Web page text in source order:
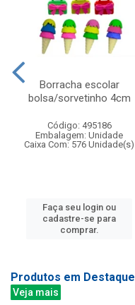
Borracha escolar
bolsa/sorvetinho 4cm
Código: 495186
Embalagem: Unidade
Caixa Com: 576 Unidade(s)
Faça seu login ou
cadastre-se para
comprar.
Produtos em Destaque
Veja mais